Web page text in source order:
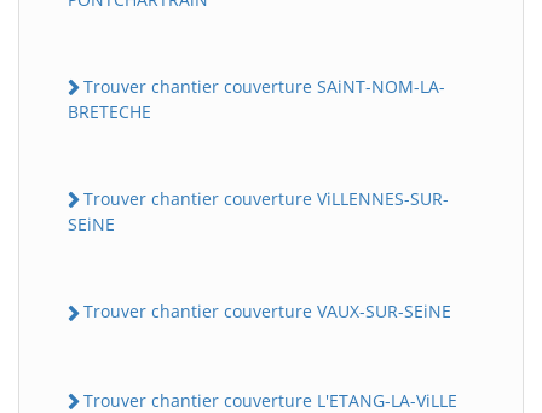
Trouver chantier couverture SAiNT-NOM-LA-
BRETECHE
Trouver chantier couverture ViLLENNES-SUR-
SEiNE
Trouver chantier couverture VAUX-SUR-SEiNE
Trouver chantier couverture L'ETANG-LA-ViLLE